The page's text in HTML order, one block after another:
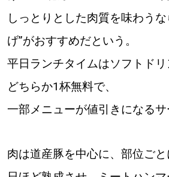
しっとりとした肉質を味わう
げ”がおすすめだという。
平日ランチタイムはソフトド
どちらか1杯無料で、
一部メニューが値引きになるサ
肉は道産豚を中心に、部位ご